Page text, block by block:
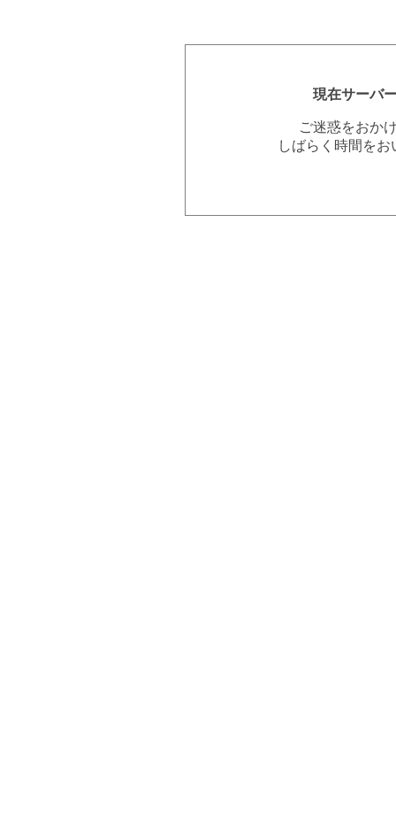
現在サーバ
ご迷惑をおか
しばらく時間を